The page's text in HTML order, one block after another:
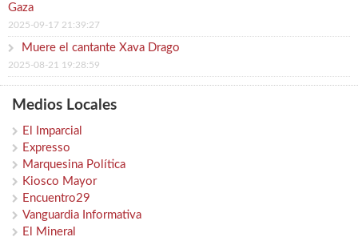
Gaza
2025-09-17 21:39:27
Muere el cantante Xava Drago
2025-08-21 19:28:59
Medios Locales
El Imparcial
Expresso
Marquesina Política
Kiosco Mayor
Encuentro29
Vanguardia Informativa
El Mineral